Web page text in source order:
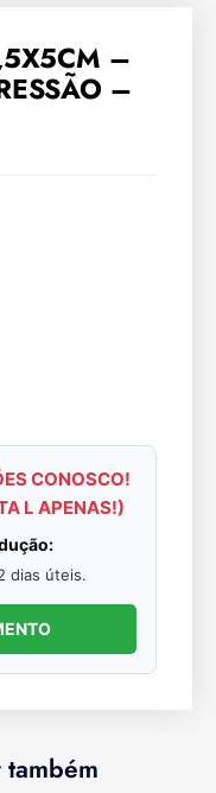
–
–
CONOSCO!
L APENAS!)
dias úteis.